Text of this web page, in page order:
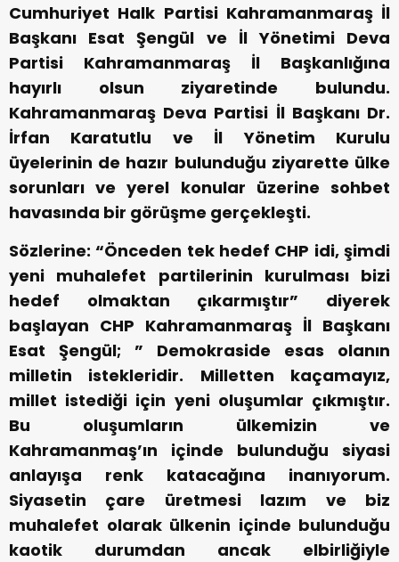
Cumhuriyet Halk Partisi Kahramanmaraş İl
Başkanı Esat Şengül ve İl Yönetimi Deva
Partisi Kahramanmaraş İl Başkanlığına
hayırlı olsun ziyaretinde bulundu.
Kahramanmaraş Deva Partisi İl Başkanı Dr.
İrfan Karatutlu ve İl Yönetim Kurulu
üyelerinin de hazır bulunduğu ziyarette ülke
sorunları ve yerel konular üzerine sohbet
havasında bir görüşme gerçekleşti.
Sözlerine: “Önceden tek hedef CHP idi, şimdi
yeni muhalefet partilerinin kurulması bizi
hedef olmaktan çıkarmıştır” diyerek
başlayan CHP Kahramanmaraş İl Başkanı
Esat Şengül; ” Demokraside esas olanın
milletin istekleridir. Milletten kaçamayız,
millet istediği için yeni oluşumlar çıkmıştır.
Bu oluşumların ülkemizin ve
Kahramanmaş’ın içinde bulunduğu siyasi
anlayışa renk katacağına inanıyorum.
Siyasetin çare üretmesi lazım ve biz
muhalefet olarak ülkenin içinde bulunduğu
kaotik durumdan ancak elbirliğiyle